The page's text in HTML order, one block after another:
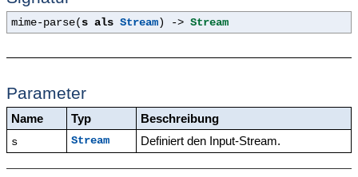
mime-parse( s alsStream) ->Stream
Parameter
Name Typ Beschreibung
s Stream Definiert den Input-Stream.